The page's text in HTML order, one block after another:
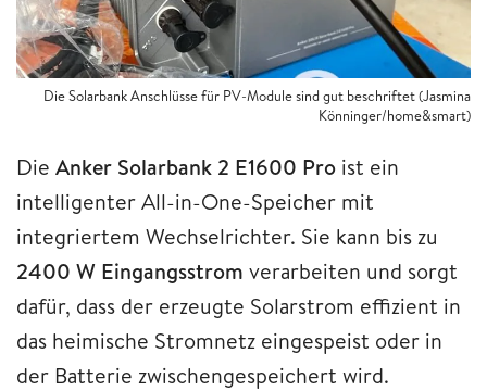
Die Solarbank Anschlüsse für PV-Module sind gut beschriftet (Jasmina
Könninger/home&smart)
Die Anker Solarbank 2 E1600 Pro ist ein
intelligenter All-in-One-Speicher mit
integriertem Wechselrichter. Sie kann bis zu
2400 W Eingangsstrom verarbeiten und sorgt
dafür, dass der erzeugte Solarstrom effizient in
das heimische Stromnetz eingespeist oder in
der Batterie zwischengespeichert wird.